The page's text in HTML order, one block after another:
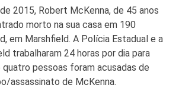
2015, Robert McKenna, de 45 anos
morto na sua casa em 190
em Marshfield. A Polícia Estadual e a
trabalharam 24 horas por dia para
pessoas foram acusadas de
assassinato de McKenna.